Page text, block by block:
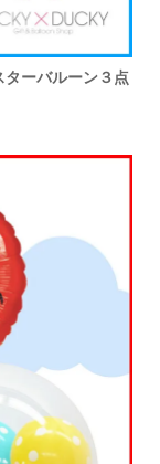
ターバルーン３点